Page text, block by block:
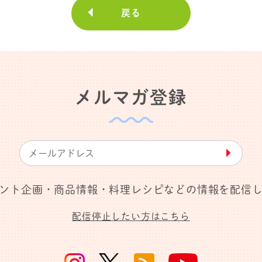
戻る
メルマガ登録
▶︎
ト企画・商品情報・料理レシピなどの情報を配信
配信停止したい方はこちら